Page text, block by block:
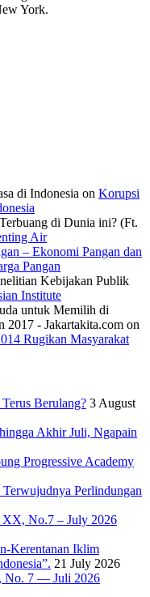
York.
di Indonesia on Korupsi
di Dunia ini? (Ft.
Air
– Ekonomi Pangan dan
Pangan
Kebijakan Publik
Institute
untuk Memilih di
2017 - Jakartakita.com on
Rugikan Masyarakat
Berulang? 3 August
Akhir Juli, Ngapain
Progressive Academy
Perlindungan
XX, No.7 – July 2026
Kerentanan Iklim
21 July 2026
No. 7 — Juli 2026